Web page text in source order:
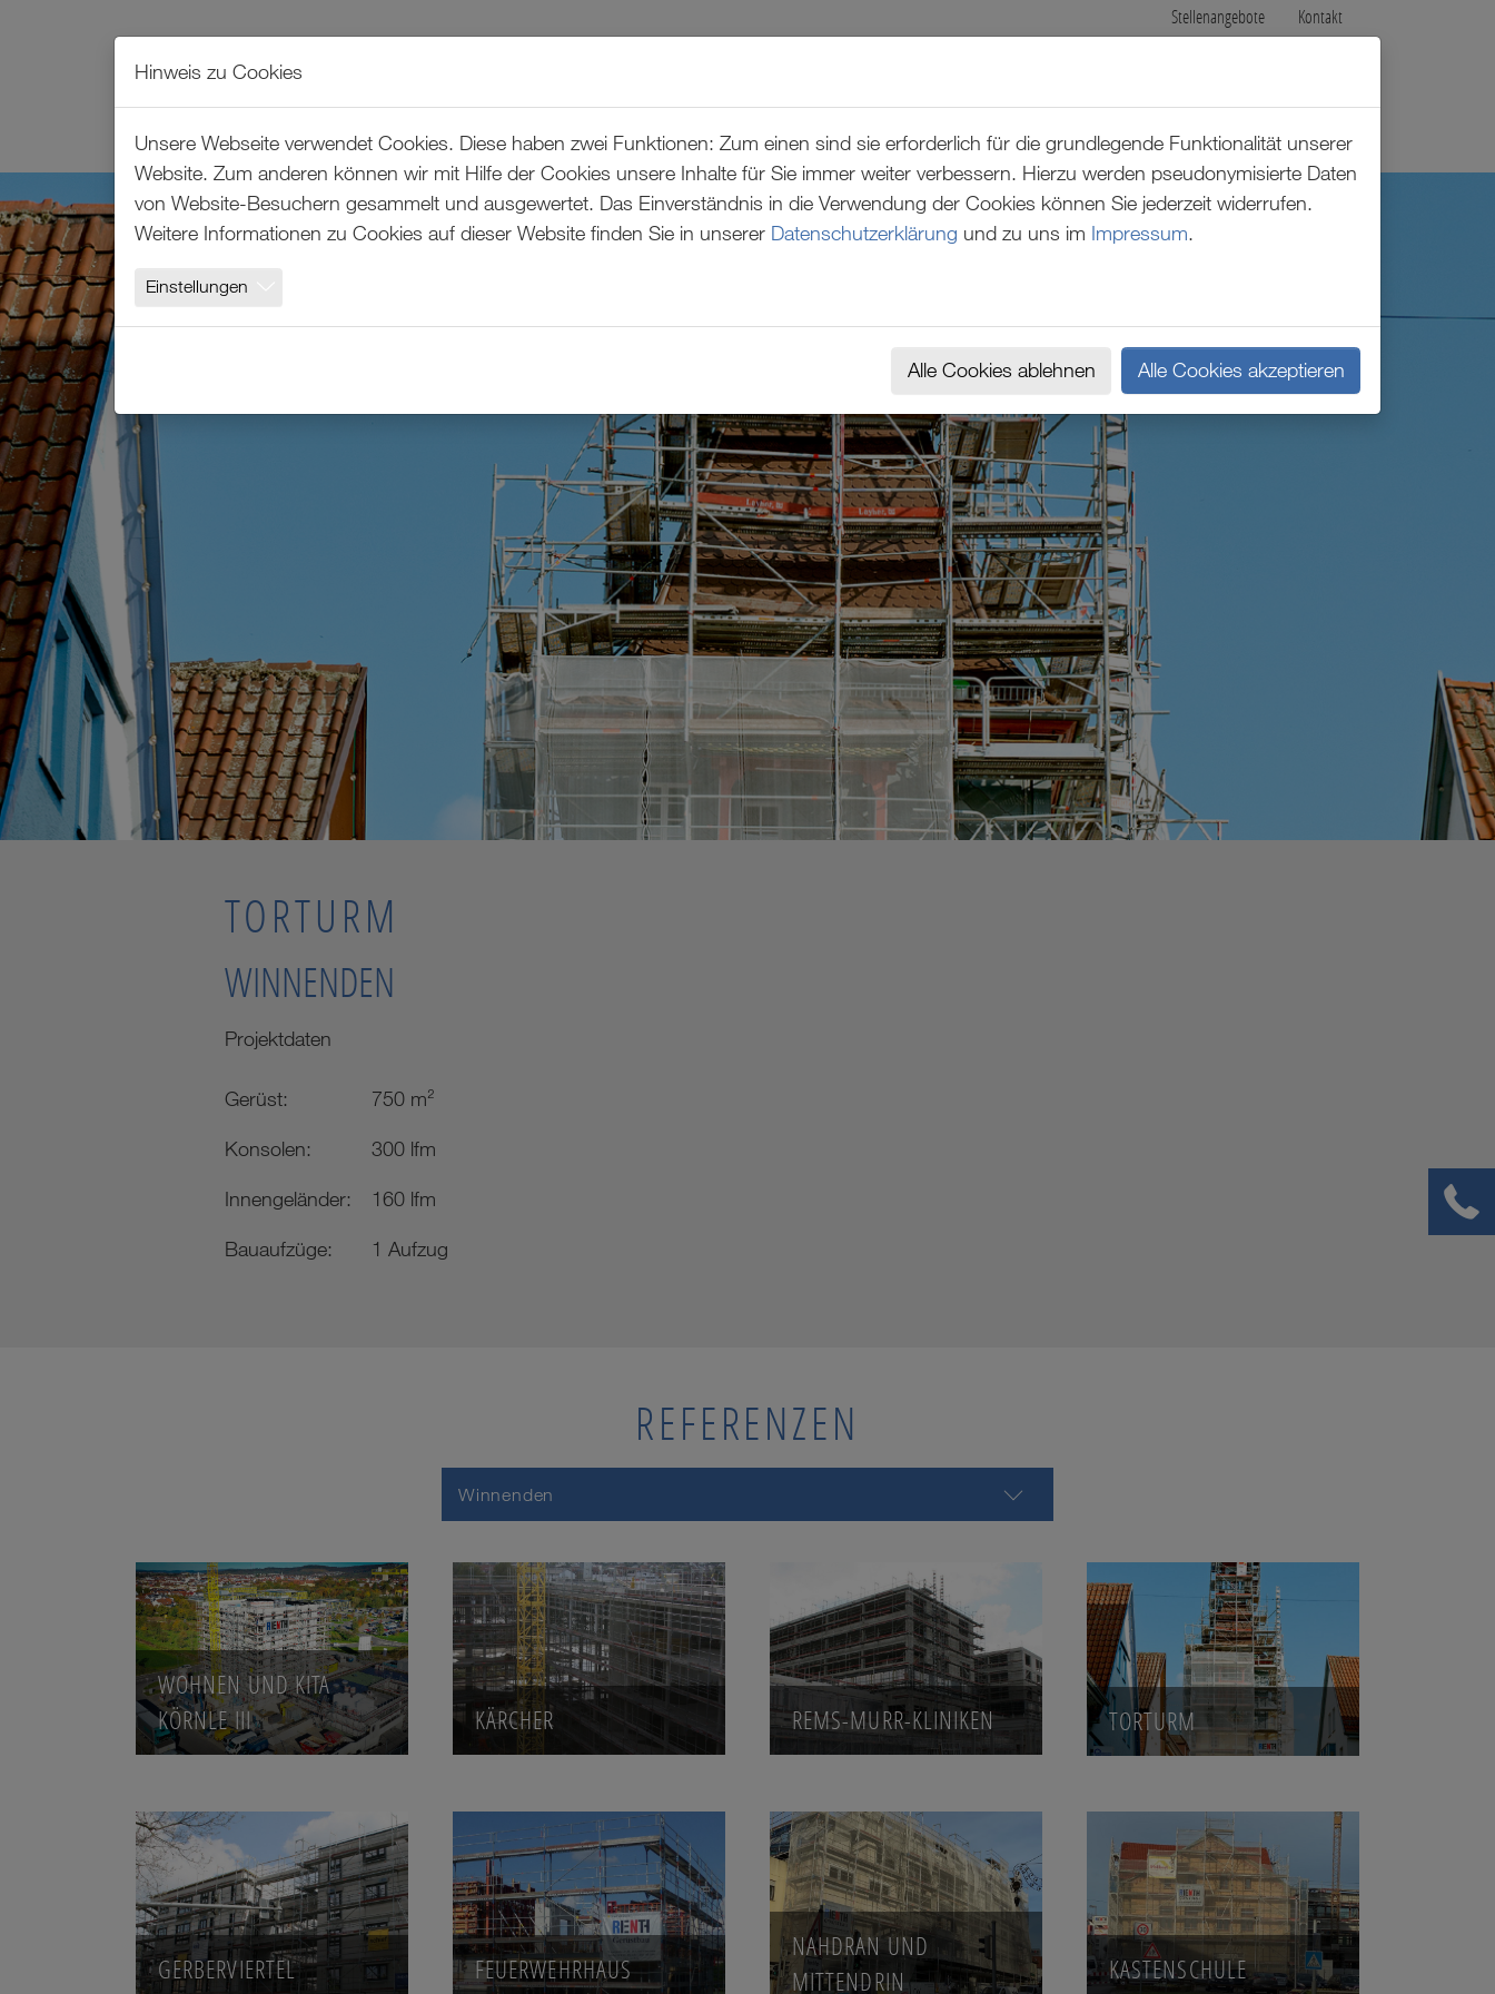
Zum Hauptinhalt springen
Stellenangebote Kontakt
TORTURM
WINNENDEN
Projektdaten
Gerüst: 750 m²
Konsolen: 300 lfm
Innengeländer: 160 lfm
Bauaufzüge: 1 Aufzug
REFERENZEN
Winnenden
WOHNEN UND KITA
KÖRNLE III
KÄRCHER REMS-MURR-KLINIKEN TORTURM
GERBERVIERTEL FEUERWEHRHAUS
NAHDRAN UND
MITTENDRIN
KASTENSCHULE
Hinweis zu Cookies
Unsere Webseite verwendet Cookies. Diese haben zwei Funktionen: Zum einen sind sie erforderlich für die grundlegende Funktionalität unserer
Website. Zum anderen können wir mit Hilfe der Cookies unsere Inhalte für Sie immer weiter verbessern. Hierzu werden pseudonymisierte Daten
von Website-Besuchern gesammelt und ausgewertet. Das Einverständnis in die Verwendung der Cookies können Sie jederzeit widerrufen.
Weitere Informationen zu Cookies auf dieser Website finden Sie in unserer Datenschutzerklärung und zu uns im Impressum.
Einstellungen
Alle Cookies ablehnen Alle Cookies akzeptieren